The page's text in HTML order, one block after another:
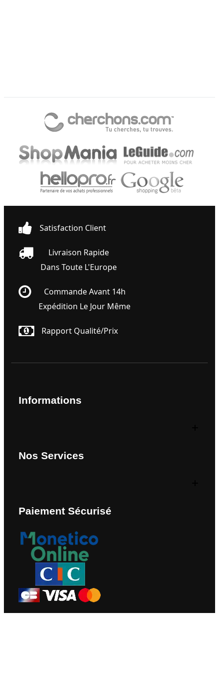
Satisfaction Client
Livraison Rapide
Dans Toute L'Europe
Commande Avant 14h
Expédition Le Jour Même
Rapport Qualité/prix
Informations
Nos Services
Paiement Sécurisé